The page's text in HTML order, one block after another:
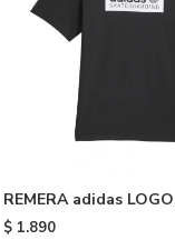
REMERA adidas LOGO
SKATEBOARDING -
$ 1.890